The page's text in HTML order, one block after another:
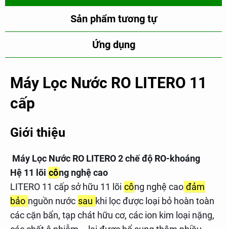
Sản phẩm tương tự
Ứng dụng
Máy Lọc Nước RO LITERO 11
cấp
Giới thiệu
Máy Lọc Nước RO LITERO 2 chế độ RO-khoáng
Hệ 11 lõi công nghệ cao
LITERO 11 cấp sở hữu 11 lõi công nghệ cao đảm
bảo nguồn nước sau khi lọc được loại bỏ hoàn toàn
các cặn bẩn, tạp chát hữu cơ, các ion kim loại nặng,